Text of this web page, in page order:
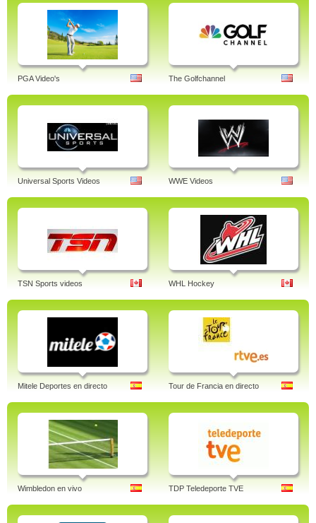
PGA Video's The Golfchannel
Universal Sports Videos WWE Videos
TSN Sports videos WHL Hockey
Mitele Deportes en directo Tour de Francia en directo
Wimbledon en vivo TDP Teledeporte TVE